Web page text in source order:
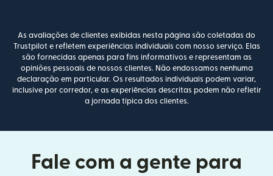
As avaliações de clientes exibidas nesta página são coletadas do
Trustpilot e refletem experiências individuais com nosso serviço. Elas
são fornecidas apenas para fins informativos e representam as
opiniões pessoais de nossos clientes. Não endossamos nenhuma
declaração em particular. Os resultados individuais podem variar,
inclusive por corredor, e as experiências descritas podem não refletir
a jornada típica dos clientes.
Fale com a gente para